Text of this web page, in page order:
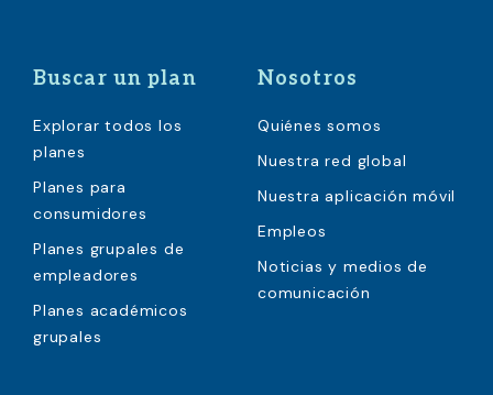
Buscar un plan
Explorar todos los
planes
Planes para
consumidores
Planes grupales de
empleadores
Planes académicos
grupales
Nosotros
Quiénes somos
Nuestra red global
Nuestra aplicación móvil
Empleos
Noticias y medios de
comunicación